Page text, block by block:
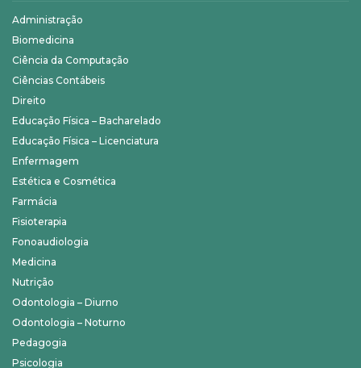
Administração
Biomedicina
Ciência da Computação
Ciências Contábeis
Direito
Educação Física – Bacharelado
Educação Física – Licenciatura
Enfermagem
Estética e Cosmética
Farmácia
Fisioterapia
Fonoaudiologia
Medicina
Nutrição
Odontologia – Diurno
Odontologia – Noturno
Pedagogia
Psicologia